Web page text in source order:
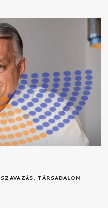
SZAVAZÁS , TÁRSADALOM